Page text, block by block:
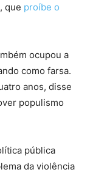
que proíbe o
ocupou a
como farsa.
anos, disse
populismo
pública
da violência